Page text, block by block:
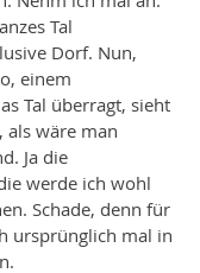
Tal
Dorf. Nun,
einem
Tal überragt, sieht
als wäre man
Ja die
werde ich wohl
Schade, denn für
ursprünglich mal in